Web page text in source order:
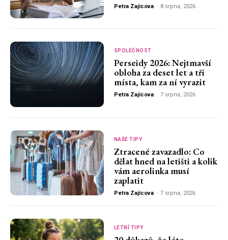
Petra Zajícova - 8 srpna, 2026
SPOLEČNOST
Perseidy 2026: Nejtmavší
obloha za deset let a tři
místa, kam za ní vyrazit
Petra Zajícova - 7 srpna, 2026
NAŠE TIPY
Ztracené zavazadlo: Co
dělat hned na letišti a kolik
vám aerolinka musí
zaplatit
Petra Zajícova - 7 srpna, 2026
LETNÍ TIPY